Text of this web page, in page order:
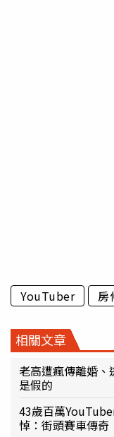
YouTuber 房
相關文章
老高遭瘋傳離婚
是假的
43歲百萬
悼：街頭賽車傳奇